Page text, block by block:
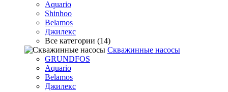
Aquario
Shinhoo
Belamos
Джилекс
Все категории (14)
Скважинные насосы
GRUNDFOS
Aquario
Belamos
Джилекс